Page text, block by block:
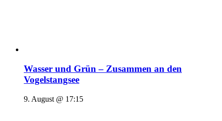
Wasser und Grün – Zusammen an den
Vogelstangsee
9. August @ 17:15